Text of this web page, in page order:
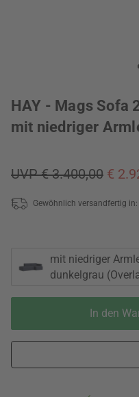
HAY - Mags Sofa
mit niedriger
UVP € 3.400,00 €
Gewöhnlich versandfertig in:
mit niedriger
dunkelgrau
In den